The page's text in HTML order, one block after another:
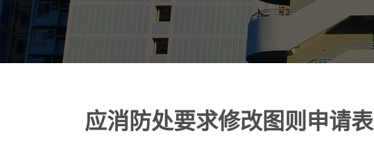
应消防处要求修改图则申请表